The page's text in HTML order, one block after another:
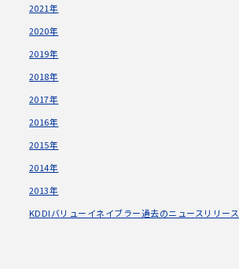
2021年
2020年
2019年
2018年
2017年
2016年
2015年
2014年
2013年
KDDIバリューイネイブラー過去のニュースリリース